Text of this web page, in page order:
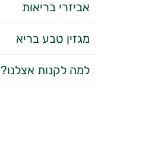
אביזרי בריאות
מגזין טבע בריא
למה לקנות אצלנו?